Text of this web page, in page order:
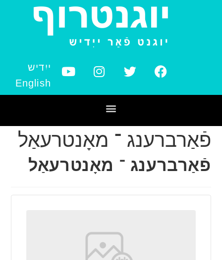
ייִדיש
English
פֿאַרברענג ־ מאָנטרעאַל
פֿאַרברענג ־ מאָנטרעאַל